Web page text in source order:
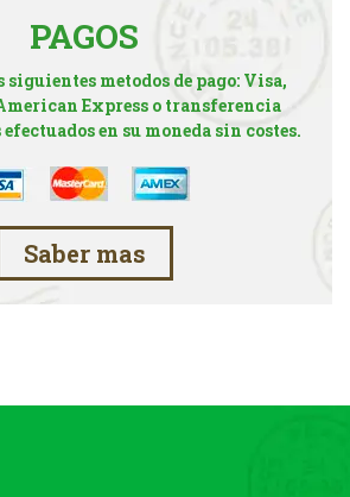
PAGOS
siguientes metodos de pago: Visa,
Express o transferencia
en su moneda sin costes.
Saber mas